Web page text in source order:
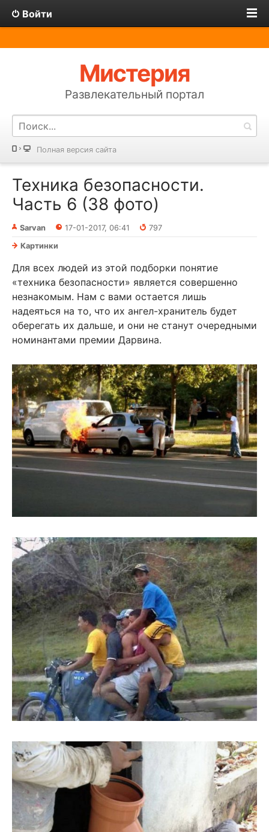
Войти
Мистерия
Развлекательный портал
Полная версия сайта
Техника безопасности.
Часть 6 (38 фото)
Sarvan 17-01-2017, 06:41
797
Картинки
Для всех людей из этой подборки понятие
«техника безопасности» является совершенно
незнакомым. Нам с вами остается лишь
надеяться на то, что их ангел-хранитель будет
оберегать их дальше, и они не станут очередными
номинантами премии Дарвина.